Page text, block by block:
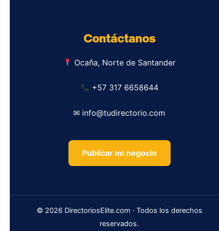
Contáctanos
Ocaña, Norte de Santander
+57 317 6658644
✉ info@tudirectorio.com
Publicar mi negocio
© 2026 DirectoriosElite.com · Todos los derechos
reservados.